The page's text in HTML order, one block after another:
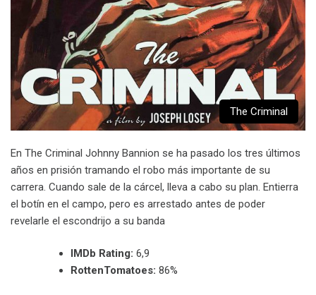
The Criminal
En The Criminal Johnny Bannion se ha pasado los tres últimos
años en prisión tramando el robo más importante de su
carrera. Cuando sale de la cárcel, lleva a cabo su plan. Entierra
el botín en el campo, pero es arrestado antes de poder
revelarle el escondrijo a su banda
IMDb Rating: 6,9
RottenTomatoes: 86%